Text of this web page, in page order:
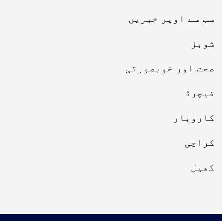
سب سے اوپر خبریں
شوبز
صحت اور خوبصورتی
فیچرڈ
کاروبار
کراچی
کھیل